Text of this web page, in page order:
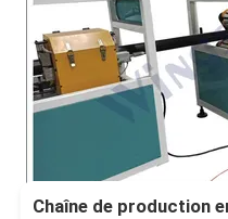
Chaîne de production